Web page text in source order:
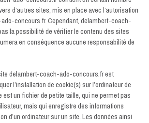
d’autres sites, mis en place avec l’autorisation
concours.fr. Cependant, delambert-coach-
la possibilité de vérifier le contenu des sites
en conséquence aucune responsabilité de
delambert-coach-ado-concours.fr est
l’installation de cookie(s) sur l’ordinateur de
est un fichier de petite taille, qui ne permet pas
mais qui enregistre des informations
d’un ordinateur sur un site. Les données ainsi